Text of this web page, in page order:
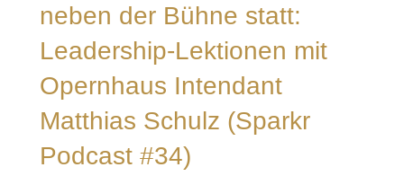
neben der Bühne statt:
Leadership-Lektionen mit
Opernhaus Intendant
Matthias Schulz (Sparkr
Podcast #34)